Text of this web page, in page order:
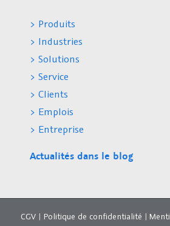
> Produits
> Industries
> Solutions
> Service
> Clients
> Emplois
> Entreprise
Actualités dans le blog
CGV| Politique de confidentialité |